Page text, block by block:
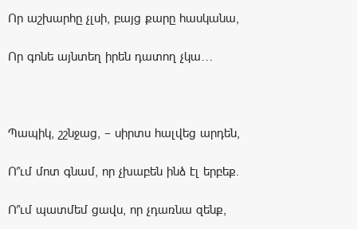
Որ աշխարհը չլսի, բայց քարը հասկանա,
Որ գոնե այնտեղ իրեն դատող չկա…
Պապիկ, շշնջաց, – սիրտս հալվեց արդեն,
Ո՞ւմ մոտ գնամ, որ չխաբեն ինձ էլ երբեք.
Ո՞ւմ պատմեմ ցավս, որ չդառնա զենք,